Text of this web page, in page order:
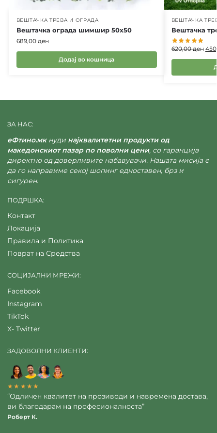
ВЕШТАЧКА ТРЕВА И ОГРАДА
Вештачка ограда шимшир 50х50
689,00 ден
Додај во кошница
ВЕШТАЧКА
Вештачка
620,00ден
ЗА НАС:
еФтино.мкнуди најквалитетни продукти од
македонскиот пазар по поволни цени, со гаранција
директно од доверливите набавувачи. Нашата мисија е
да го направиме секој шопинг едноставен, брз и
сигурен.
ПОДРШКА:
Контакт
Локација
Правила и Политика
Поврат на Средства
СОЦИЈАЛНИ МРЕЖИ:
Facebook
Instagram
TikTok
X- Twitter
ЗАДОВОЛНИ КЛИЕНТИ:
★★★★★
“Одличен квалитет на прозиводи и навремена достава,
ви благодарам на професионалноста”
Роберт К.